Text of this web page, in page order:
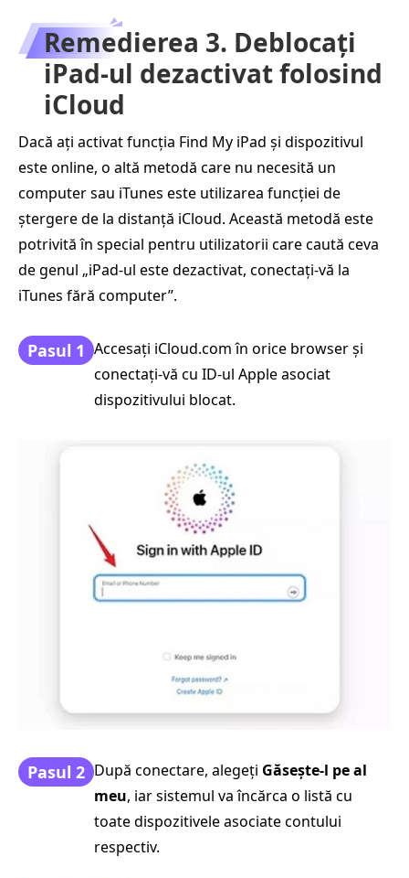
Remedierea 3. Deblocați
iPad-ul dezactivat folosind
iCloud
Dacă ați activat funcția Find My iPad și dispozitivul
este online, o altă metodă care nu necesită un
computer sau iTunes este utilizarea funcției de
ștergere de la distanță iCloud. Această metodă este
potrivită în special pentru utilizatorii care caută ceva
de genul „iPad-ul este dezactivat, conectați-vă la
iTunes fără computer”.
Pasul 1 Accesați iCloud.com în orice browser și
conectați-vă cu ID-ul Apple asociat
dispozitivului blocat.
Pasul 2 După conectare, alegeți Găsește-l pe al
meu, iar sistemul va încărca o listă cu
toate dispozitivele asociate contului
respectiv.